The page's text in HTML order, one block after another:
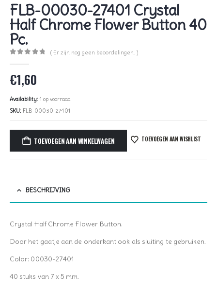
FLB-00030-27401 Crystal
Half Chrome Flower Button 40
Pc.
( Er zijn nog geen beoordelingen. )
€1,60
Availability: 1 op voorraad
SKU: FLB-00030-27401
TOEVOEGEN AAN WINKELWAGEN TOEVOEGEN AAN WISHLIST
BESCHRIJVING
Crystal Half Chrome Flower Button.
Door het gaatje aan de onderkant ook als sluiting te gebruiken.
Color: 00030-27401
40 stuks van 7 x 5 mm.